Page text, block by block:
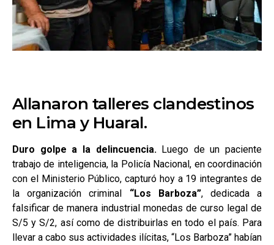
Allanaron talleres clandestinos
en Lima y Huaral.
Duro golpe a la delincuencia. Luego de un paciente
trabajo de inteligencia, la Policía Nacional, en coordinación
con el Ministerio Público, capturó hoy a 19 integrantes de
la organización criminal “Los Barboza”, dedicada a
falsificar de manera industrial monedas de curso legal de
S/5 y S/2, así como de distribuirlas en todo el país. Para
llevar a cabo sus actividades ilícitas, “Los Barboza” habían